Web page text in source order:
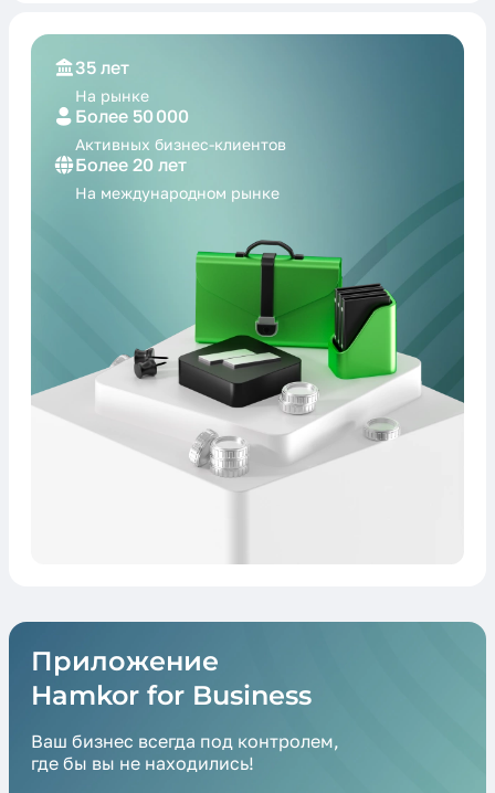
35 лет
На рынке
Более 50 000
Активных бизнес-клиентов
Более 20 лет
На международном рынке
Приложение
Hamkor for Business
Ваш бизнес всегда под контролем,
где бы вы не находились!